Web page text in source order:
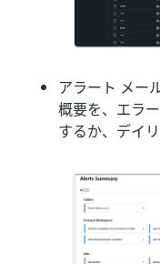
アラート メー
概要を、エラ
するか、デイ